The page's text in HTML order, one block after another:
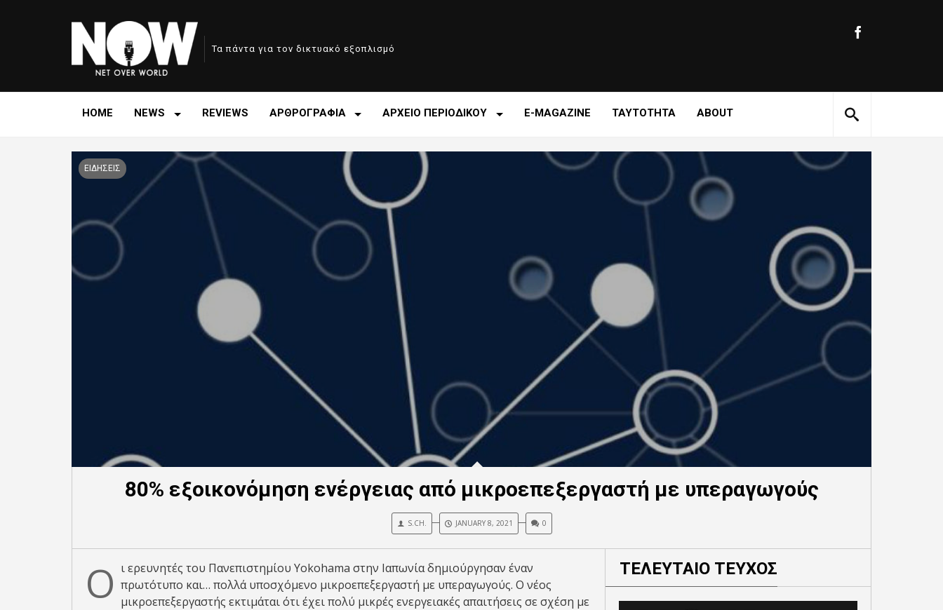
Τα πάντα για τον δικτυακό εξοπλισμό
HOME NEWS REVIEWS ΑΡΘΡΟΓΡΑΦΙΑ ΑΡΧΕΙΟ ΠΕΡΙΟΔΙΚΟΥ E-MAGAZINE ΤΑΥΤΟΤΗΤΑ ABOUT
ΕΙΔΗΣΕΙΣ
80% εξοικονόμηση ενέργειας από μικροεπεξεργαστή με υπεραγωγούς
S.CH. JANUARY 8, 2021 0
Ο ι ερευνητές του Πανεπιστημίου Yokohama στην Ιαπωνία δημιούργησαν έναν
πρωτότυπο και… πολλά υποσχόμενο μικροεπεξεργαστή με υπεραγωγούς. Ο νέος
μικροεπεξεργαστής εκτιμάται ότι έχει πολύ μικρές ενεργειακές απαιτήσεις σε σχέση με
ΤΕΛΕΥΤΑΙΟ ΤΕΥΧΟΣ